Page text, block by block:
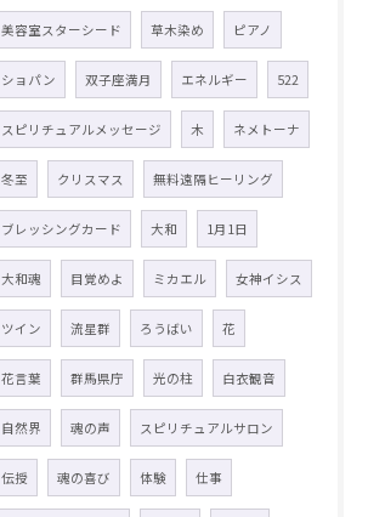
美容室スターシード 草木染め ピアノ
ショパン 双子座満月 エネルギー 522
スピリチュアルメッセージ 木 ネメトーナ
冬至 クリスマス 無料遠隔ヒーリング
ブレッシングカード 大和 1月1日
大和魂 目覚めよ ミカエル 女神イシス
ツイン 流星群 ろうばい 花
花言葉 群馬県庁 光の柱 白衣観音
自然界 魂の声 スピリチュアルサロン
伝授 魂の喜び 体験 仕事